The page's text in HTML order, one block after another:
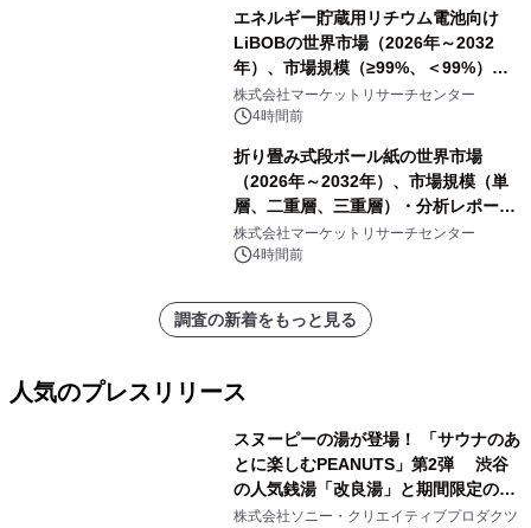
エネルギー貯蔵用リチウム電池向け
LiBOBの世界市場（2026年～2032
年）、市場規模（≥99%、＜99%）・
分析レポートを発表
株式会社マーケットリサーチセンター
4時間前
折り畳み式段ボール紙の世界市場
（2026年～2032年）、市場規模（単
層、二重層、三重層）・分析レポート
を発表
株式会社マーケットリサーチセンター
4時間前
調査の新着をもっと見る
人気のプレスリリース
スヌーピーの湯が登場！ 「サウナのあ
とに楽しむPEANUTS」第2弾 渋谷
の人気銭湯「改良湯」と期間限定のコ
ラボレーション サウナイキタイコラ
株式会社ソニー・クリエイティブプロダクツ